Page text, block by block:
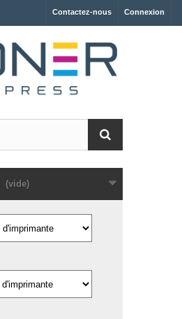
Connexion
Contactez-nous
(vide)